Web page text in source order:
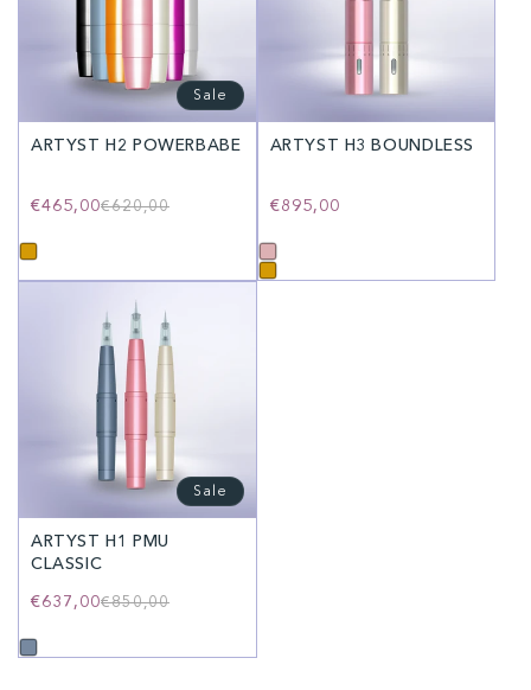
Sale
ARTYST H2 POWERBABE
€620,00 Verkaufspreis
€465,00
ARTYST H3 BOUNDLESS
Normaler
€895,00
Sale
ARTYST H1 PMU
CLASSIC
€850,00
€637,00